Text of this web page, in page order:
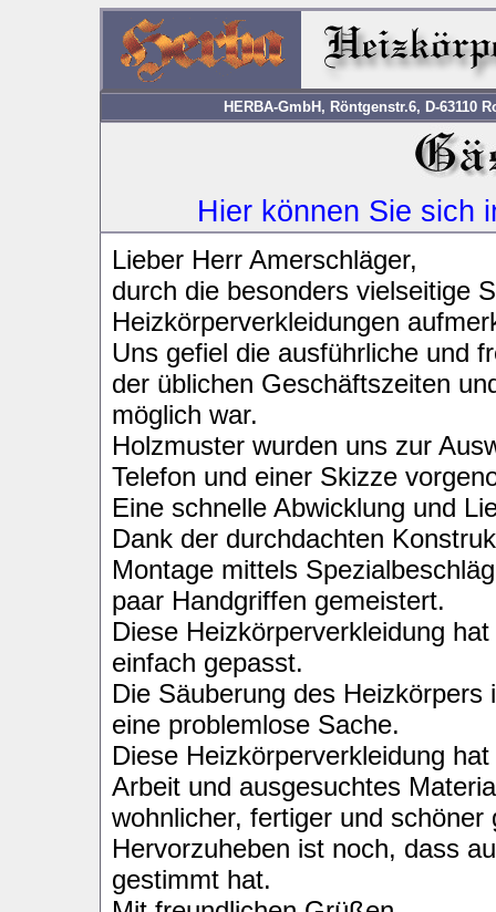
HERBA-GmbH, Röntgenstr.6, D-63110
Hier können Sie sich
Lieber Herr Amerschläger,
durch die besonders vielseitige
Heizkörperverkleidungen
Uns gefiel die ausführliche und
der üblichen Geschäftszeiten
möglich war.
Holzmuster wurden uns zur
Telefon und einer Skizze
Eine schnelle Abwicklung und
Dank der durchdachten
Montage mittels
paar Handgriffen gemeistert.
Diese Heizkörperverkleidung
einfach gepasst.
Die Säuberung des
eine problemlose Sache.
Diese Heizkörperverkleidung
Arbeit und ausgesuchtes
wohnlicher, fertiger und schöner
Hervorzuheben ist noch, dass
gestimmt hat.